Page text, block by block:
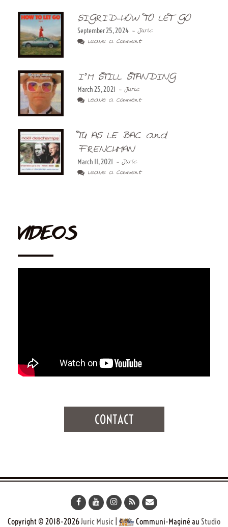
SIGRID-HOW TO LET GO
September 25, 2024 - Juric
Leave a Comment
I’M STILL STANDING
March 25, 2021 - Juric
Leave a Comment
TU AS LE BAC and
FRENCHMAN
March 11, 2021 - Juric
Leave a Comment
VIDEOS
CONTACT
Copyright © 2018-2026Juric Music Communi-Maginé au Studio